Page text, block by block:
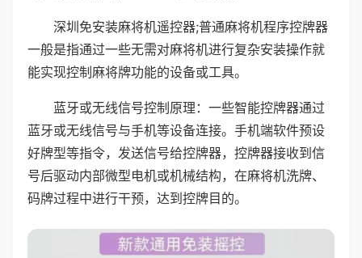
深圳免安装麻将机遥控器;普通麻将机程序控牌器
一般是指通过一些无需对麻将机进行复杂安装操作就
能实现控制麻将牌功能的设备或工具。
蓝牙或无线信号控制原理：一些智能控牌器通过
蓝牙或无线信号与手机等设备连接。手机端软件预设
好牌型等指令，发送信号给控牌器，控牌器接收到信
号后驱动内部微型电机或机械结构，在麻将机洗牌、
码牌过程中进行干预，达到控牌目的。